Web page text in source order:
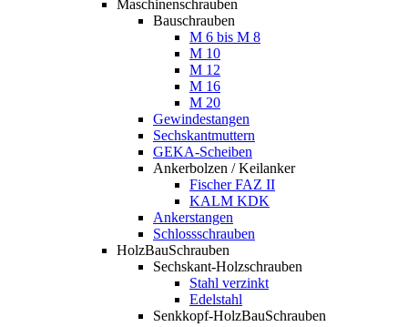
Maschinenschrauben
Bauschrauben
M 6 bis M 8
M 10
M 12
M 16
M 20
Gewindestangen
Sechskantmuttern
GEKA-Scheiben
Ankerbolzen / Keilanker
Fischer FAZ II
KALM KDK
Ankerstangen
Schlossschrauben
HolzBauSchrauben
Sechskant-Holzschrauben
Stahl verzinkt
Edelstahl
Senkkopf-HolzBauSchrauben